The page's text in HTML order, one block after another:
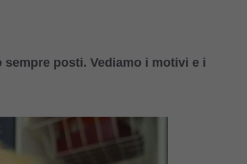
posti. Vediamo i motivi e i